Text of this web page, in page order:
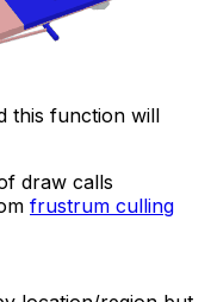
this function will
draw calls
frustrum culling